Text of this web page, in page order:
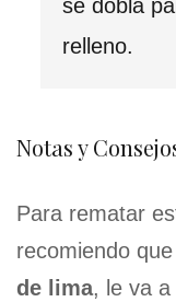
se dobla
relleno.
Notas y
Para rematar
recomiendo que
de lima, le va a